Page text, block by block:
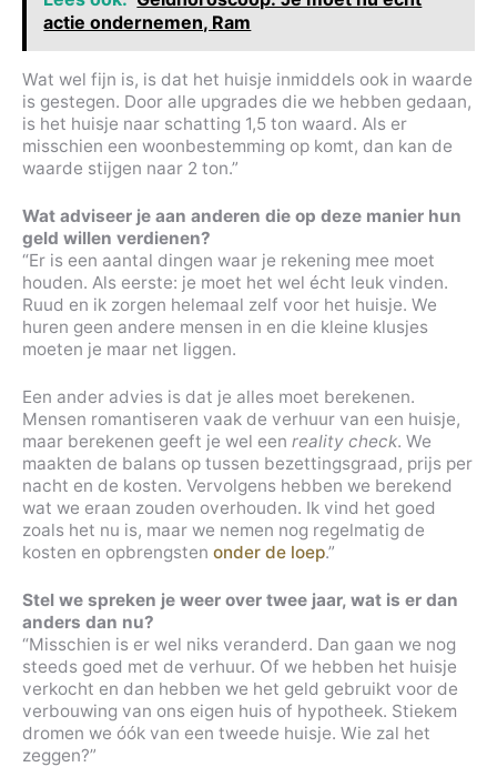
actie ondernemen, Ram
Wat wel fijn is, is dat het huisje inmiddels ook in waarde
is gestegen. Door alle upgrades die we hebben gedaan,
is het huisje naar schatting 1,5 ton waard. Als er
misschien een woonbestemming op komt, dan kan de
waarde stijgen naar 2 ton.”
Wat adviseer je aan anderen die op deze manier hun
geld willen verdienen?
“Er is een aantal dingen waar je rekening mee moet
houden. Als eerste: je moet het wel écht leuk vinden.
Ruud en ik zorgen helemaal zelf voor het huisje. We
huren geen andere mensen in en die kleine klusjes
moeten je maar net liggen.
Een ander advies is dat je alles moet berekenen.
Mensen romantiseren vaak de verhuur van een huisje,
maar berekenen geeft je wel een reality check. We
maakten de balans op tussen bezettingsgraad, prijs per
nacht en de kosten. Vervolgens hebben we berekend
wat we eraan zouden overhouden. Ik vind het goed
zoals het nu is, maar we nemen nog regelmatig de
kosten en opbrengsten onder de loep.”
Stel we spreken je weer over twee jaar, wat is er dan
anders dan nu?
“Misschien is er wel niks veranderd. Dan gaan we nog
steeds goed met de verhuur. Of we hebben het huisje
verkocht en dan hebben we het geld gebruikt voor de
verbouwing van ons eigen huis of hypotheek. Stiekem
dromen we óók van een tweede huisje. Wie zal het
zeggen?”